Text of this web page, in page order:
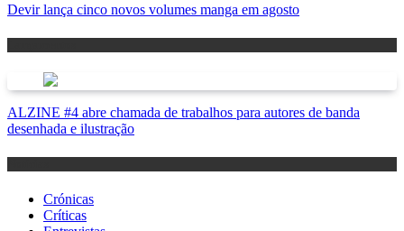
Devir lança cinco novos volumes manga em agosto
ALZINE #4 abre chamada de trabalhos para autores de banda
desenhada e ilustração
Crónicas
Críticas